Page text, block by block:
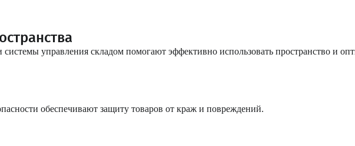
системы управления складом помогают эффективно использовать пространство и
обеспечивают защиту товаров от краж и повреждений.